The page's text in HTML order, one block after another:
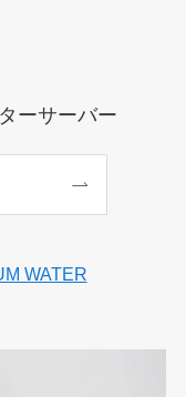
ーサーバー
WATER